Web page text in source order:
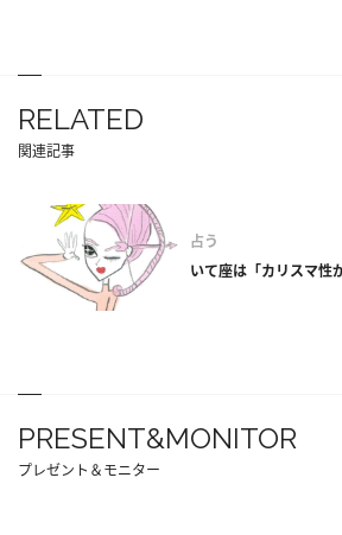
RELATED
関連記事
占う
いて座は「カリスマ性
PRESENT&MONITOR
プレゼント＆モニター